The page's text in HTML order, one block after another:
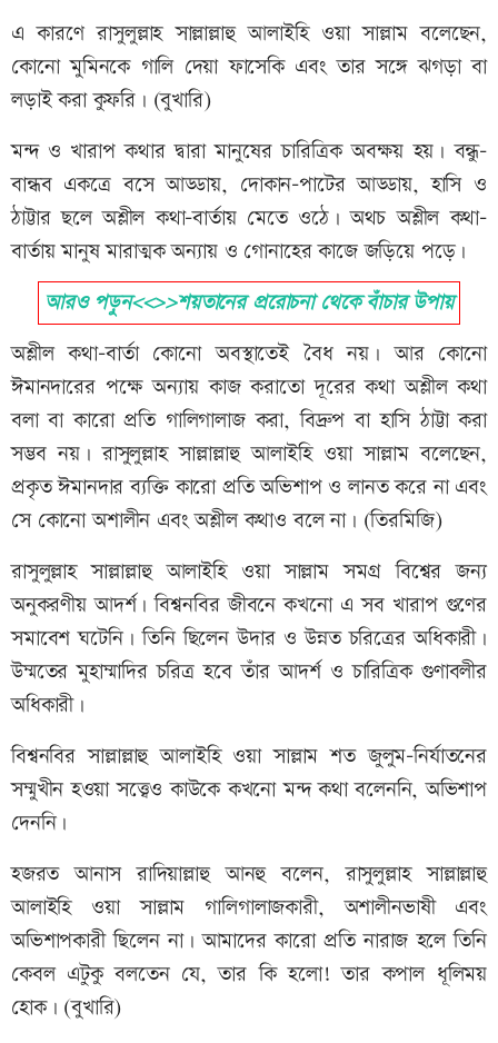
এ কারণে রাসুলুল্লাহ সাল্লাল্লাহু আলাইহি ওয়া সাল্লাম বলেছেন,
কোনো মুমিনকে গালি দেয়া ফাসেকি এবং তার সঙ্গে ঝগড়া বা
লড়াই করা কুফরি। (বুখারি)
মন্দ ও খারাপ কথার দ্বারা মানুষের চারিত্রিক অবক্ষয় হয়। বন্ধু-
বান্ধব একত্রে বসে আড্ডায়, দোকান-পাটের আড্ডায়, হাসি ও
ঠাট্টার ছলে অশ্লীল কথা-বার্তায় মেতে ওঠে। অথচ অশ্লীল কথা-
বার্তায় মানুষ মারাত্মক অন্যায় ও গোনাহের কাজে জড়িয়ে পড়ে।
আরও পড়ুন<<>>শয়তানের প্ররোচনা থেকে বাঁচার উপায়
অশ্লীল কথা-বার্তা কোনো অবস্থাতেই বৈধ নয়। আর কোনো
ঈমানদারের পক্ষে অন্যায় কাজ করাতো দূরের কথা অশ্লীল কথা
বলা বা কারো প্রতি গালিগালাজ করা, বিদ্রুপ বা হাসি ঠাট্টা করা
সম্ভব নয়। রাসুলুল্লাহ সাল্লাল্লাহু আলাইহি ওয়া সাল্লাম বলেছেন,
প্রকৃত ঈমানদার ব্যক্তি কারো প্রতি অভিশাপ ও লানত করে না এবং
সে কোনো অশালীন এবং অশ্লীল কথাও বলে না। (তিরমিজি)
রাসুলুল্লাহ সাল্লাল্লাহু আলাইহি ওয়া সাল্লাম সমগ্র বিশ্বের জন্য
অনুকরণীয় আদর্শ। বিশ্বনবির জীবনে কখনো এ সব খারাপ গুণের
সমাবেশ ঘটেনি। তিনি ছিলেন উদার ও উন্নত চরিত্রের অধিকারী।
উম্মতের মুহাম্মাদির চরিত্র হবে তাঁর আদর্শ ও চারিত্রিক গুণাবলীর
অধিকারী।
বিশ্বনবির সাল্লাল্লাহু আলাইহি ওয়া সাল্লাম শত জুলুম-নির্যাতনের
সম্মুখীন হওয়া সত্ত্বেও কাউকে কখনো মন্দ কথা বলেননি, অভিশাপ
দেননি।
হজরত আনাস রাদিয়াল্লাহু আনহু বলেন, রাসুলুল্লাহ সাল্লাল্লাহু
আলাইহি ওয়া সাল্লাম গালিগালাজকারী, অশালীনভাষী এবং
অভিশাপকারী ছিলেন না। আমাদের কারো প্রতি নারাজ হলে তিনি
কেবল এটুকু বলতেন যে, তার কি হলো! তার কপাল ধূলিময়
হোক। (বুখারি)